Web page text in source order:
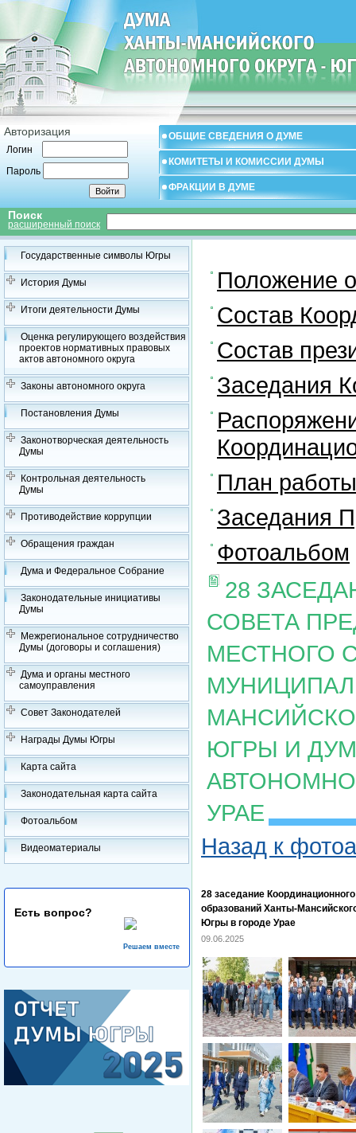
Авторизация
Логин
Пароль
ОБЩИЕ СВЕДЕНИЯ О ДУМЕ
КОМИТЕТЫ И КОМИССИИ ДУМЫ
ФРАКЦИИ В ДУМЕ
Поиск
расширенный поиск
Государственные символы Югры
История Думы
Итоги деятельности Думы
Оценка регулирующего воздействия
проектов нормативных правовых
актов автономного округа
Законы автономного округа
Постановления Думы
Законотворческая деятельность
Думы
Контрольная деятельность
Думы
Противодействие коррупции
Обращения граждан
Дума и Федеральное Собрание
Законодательные инициативы
Думы
Межрегиональное сотрудничество
Думы (договоры и соглашения)
Дума и органы местного
самоуправления
Совет Законодателей
Награды Думы Югры
Карта сайта
Законодательная карта сайта
Фотоальбом
Видеоматериалы
Есть вопрос?
Решаем вместе
Положение
Состав
Состав
Заседания
План
Заседания
Фотоальбом
28
СОВЕТА
МЕСТНОГО
ЮГРЫ И
УРАЕ
Назад к
28 заседание
образований Ханты-
Югры в городе Урае
09.06.2025